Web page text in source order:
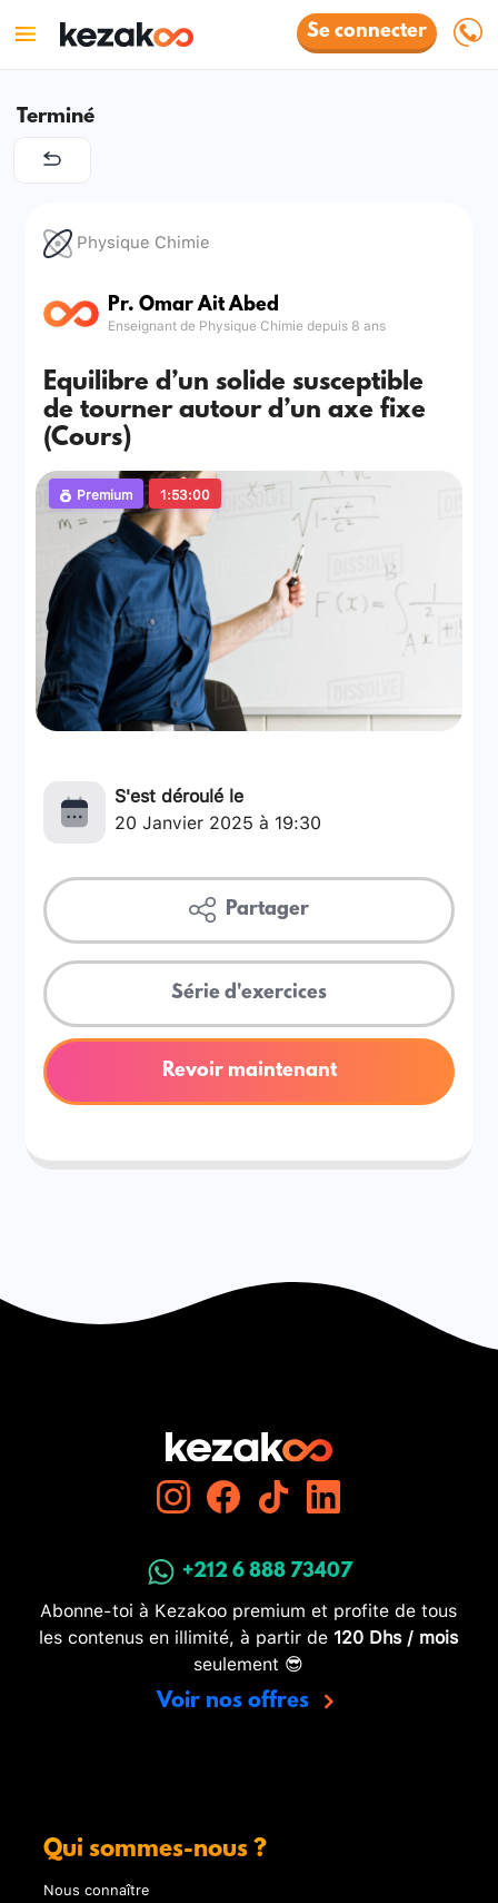
Se connecter
Terminé
Physique Chimie
Pr. Omar Ait Abed
Enseignant de Physique Chimie depuis 8 ans
Equilibre d’un solide susceptible
de tourner autour d’un axe fixe
(Cours)
Premium 1:53:00
S'est déroulé le
20 Janvier 2025 à 19:30
Partager
Série d'exercices
Revoir maintenant
+212 6 888 73407
Abonne-toi à Kezakoo premium et profite de tous
les contenus en illimité, à partir de 120 Dhs / mois
seulement 😎
Voir nos offres
Qui sommes-nous ?
Nous connaître